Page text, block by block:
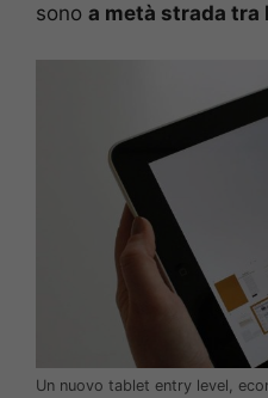
sono a metà strada tra
Un nuovo tablet entry level,